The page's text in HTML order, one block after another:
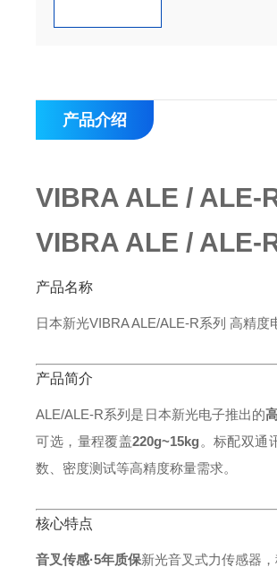
产品介绍
VIBRA ALE /
VIBRA ALE /
产品名称
日本新光VIBRA ALE/ALE‑R系列 高精度
产品简介
ALE/ALE‑R系列是日本新光电子推出的
可选，量程覆盖220g~15kg 。标配双通
数、密度测试等高精度称量需求。
核心特点
音叉传感·5年质保新光音叉式力传感器